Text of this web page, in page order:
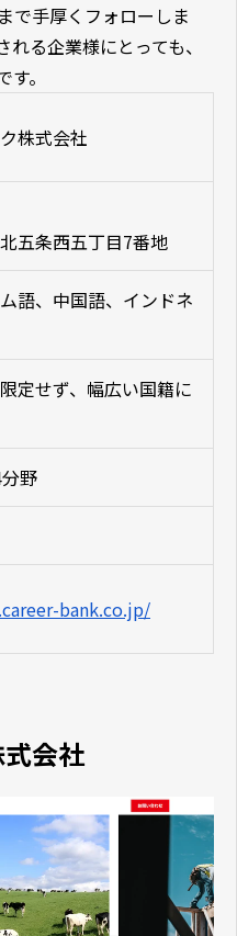
で手厚くフォローしま
る企業様にとっても、
。
株式会社
五条西五丁目7番地
語、中国語、インドネ
定せず、幅広い国籍に
野
bank.co.jp/
会社